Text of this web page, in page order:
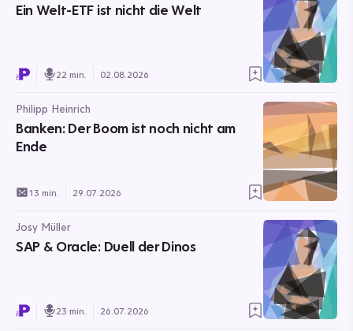
Ein Welt-ETF ist nicht die Welt
22 min. 02.08.2026
Philipp Heinrich
Banken: Der Boom ist noch nicht am
Ende
13 min. 29.07.2026
Josy Müller
SAP & Oracle: Duell der Dinos
23 min. 26.07.2026